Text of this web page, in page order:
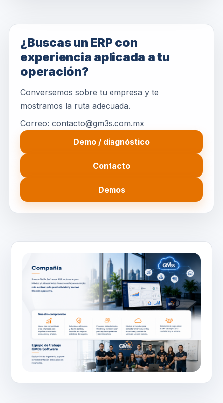
¿Buscas un ERP con
experiencia aplicada a tu
operación?
Conversemos sobre tu empresa y te
mostramos la ruta adecuada.
Correo: contacto@gm3s.com.mx
Demo / diagnóstico
Contacto
Demos